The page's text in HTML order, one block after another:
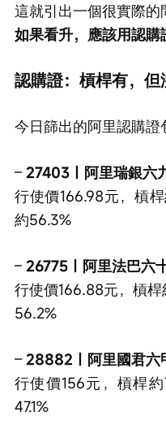
這就引出一個很實際的
如果看升，應該用認購
認購證：槓桿有，但
今日篩出的阿里認購證
– 27403｜阿里瑞銀六
行使價166.98元，槓
約56.3%
– 26775｜阿里法巴六
行使價166.88元，槓桿
56.2%
– 28882｜阿里國君六
行使價156元，槓桿
47.1%